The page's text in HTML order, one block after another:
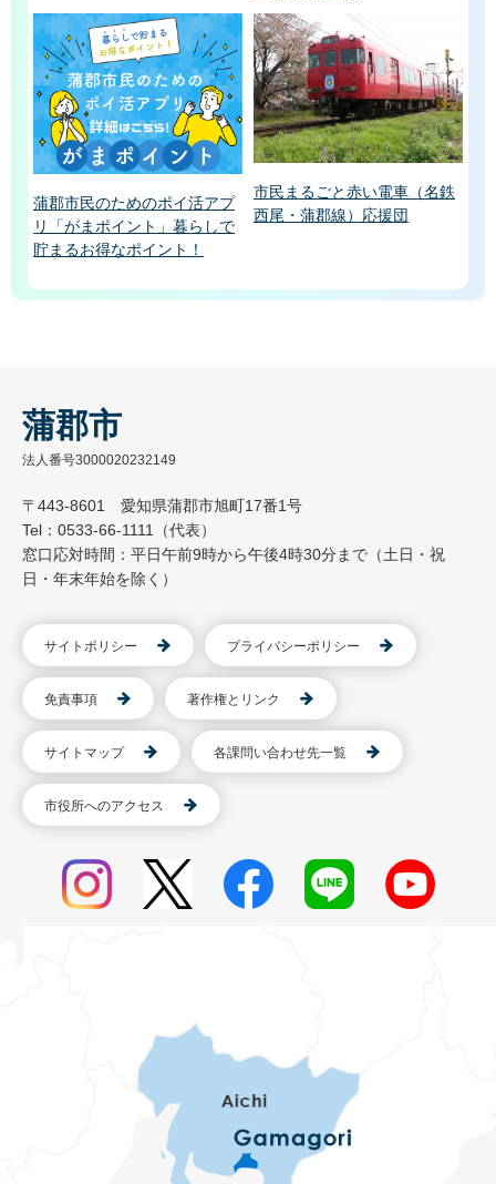
蒲郡市民のためのポイ活アプ
リ「がまポイント」暮らしで
貯まるお得なポイント！
市民まるごと赤い電車（名鉄
西尾・蒲郡線）応援団
蒲郡市
法人番号3000020232149
〒443-8601 愛知県蒲郡市旭町17番1号
Tel：0533-66-1111（代表）
窓口応対時間：平日午前9時から午後4時30分まで（土日・祝
日・年末年始を除く）
サイトポリシー プライバシーポリシー
免責事項 著作権とリンク
サイトマップ 各課問い合わせ先一覧
市役所へのアクセス